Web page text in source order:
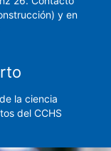
y en
la ciencia
del CCHS